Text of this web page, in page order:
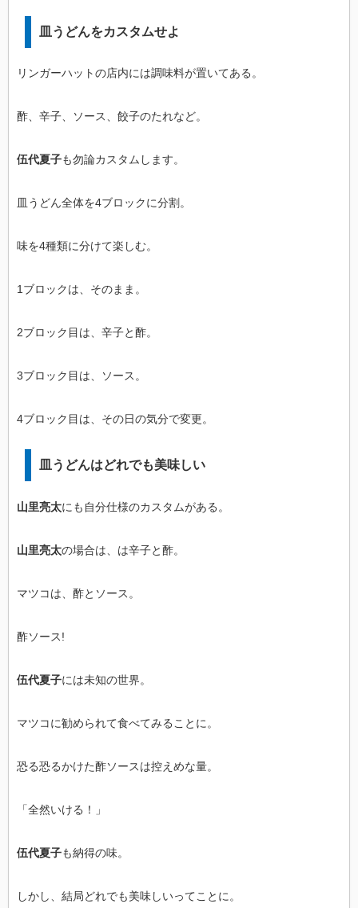
皿うどんをカスタムせよ
リンガーハットの店内には調味料が置いてある。
酢、辛子、ソース、餃子のたれなど。
伍代夏子も勿論カスタムします。
皿うどん全体を4ブロックに分割。
味を4種類に分けて楽しむ。
1ブロックは、そのまま。
2ブロック目は、辛子と酢。
3ブロック目は、ソース。
4ブロック目は、その日の気分で変更。
皿うどんはどれでも美味しい
山里亮太にも自分仕様のカスタムがある。
山里亮太の場合は、は辛子と酢。
マツコは、酢とソース。
酢ソース!
伍代夏子には未知の世界。
マツコに勧められて食べてみることに。
恐る恐るかけた酢ソースは控えめな量。
「全然いける！」
伍代夏子も納得の味。
しかし、結局どれでも美味しいってことに。